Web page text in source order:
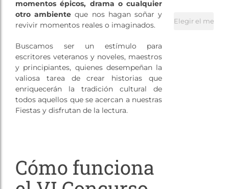
momentos épicos, drama o cualquier
otro ambiente que nos hagan soñar y
revivir momentos reales o imaginados.
Buscamos ser un estímulo para
escritores veteranos y noveles, maestros
y principiantes, quienes desempeñan la
valiosa tarea de crear historias que
enriquecerán la tradición cultural de
todos aquellos que se acercan a nuestras
Fiestas y disfrutan de la lectura.
Cómo funciona
Archivo
mensual